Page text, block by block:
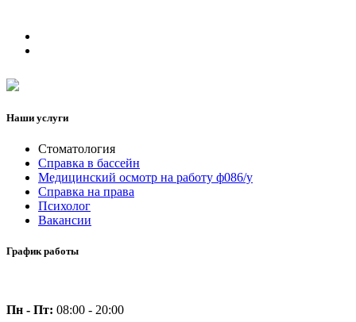
Наши услуги
Стоматология
Справка в бассейн
Медицинский осмотр на работу ф086/у
Справка на права
Психолог
Вакансии
График работы
Пн - Пт: 08:00 - 20:00